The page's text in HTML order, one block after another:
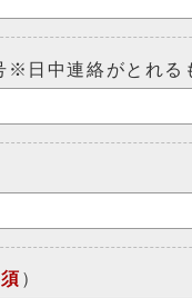
※日中連絡がとれる
）